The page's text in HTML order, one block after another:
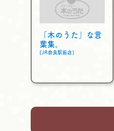
「木のうた」な言
葉集。
[JR奈良駅前店]